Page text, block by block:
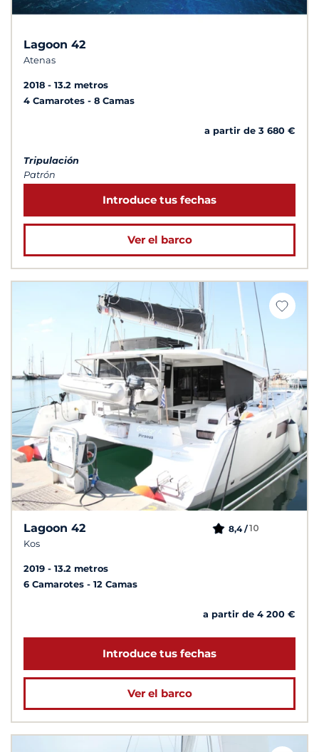
Lagoon 42
Atenas
2018
13.2 metros
4 Camarotes
8 Camas
a partir de 3 680 €
Tripulación
Patrón
Introduce tus fechas
Ver el barco
Lagoon 42
Kos
8,4 /10
2019
13.2 metros
6 Camarotes
12 Camas
a partir de 4 200 €
Introduce tus fechas
Ver el barco